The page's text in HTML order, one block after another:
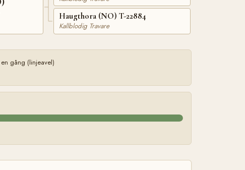
Haugthora (NO) T-22884
Kallblodig Travare
gång (linjeavel)